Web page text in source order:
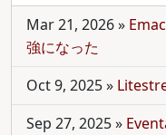
Mar 21, 2026»
強になった
Oct 9, 2025»
Sep 27, 2025»